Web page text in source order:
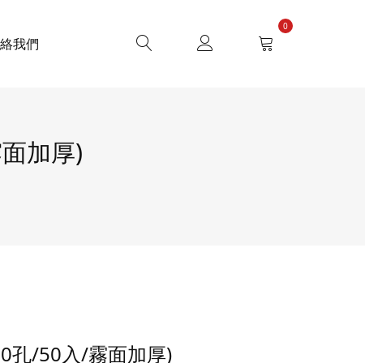
我們
0
加厚)
孔/50入/霧面加厚)